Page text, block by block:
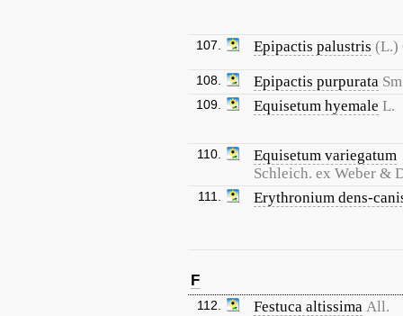
107. Epipactis palustris (L.)
108. Epipactis purpurata
109. Equisetum hyemale L.
110.
Equisetum variegatum
Schleich. ex Weber &
111. Erythronium dens-
F
112. Festuca altissima All.